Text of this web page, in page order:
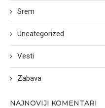
Srem
Uncategorized
Vesti
Zabava
NAJNOVIJI KOMENTARI